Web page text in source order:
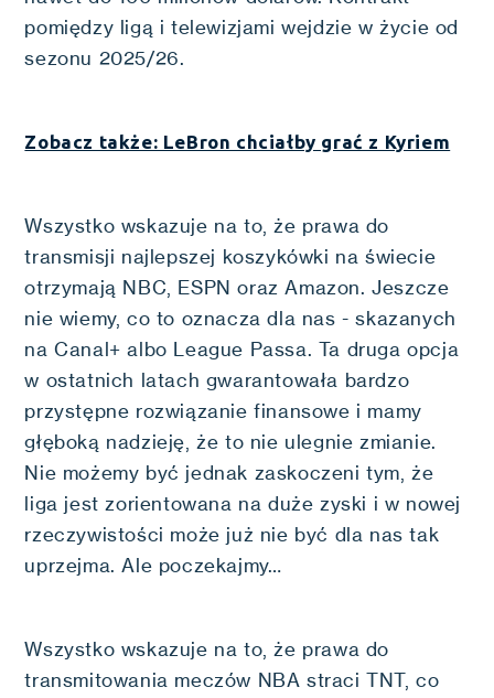
pomiędzy ligą i telewizjami wejdzie w życie od
sezonu 2025/26.
Zobacz także: LeBron chciałby grać z Kyriem
Wszystko wskazuje na to, że prawa do
transmisji najlepszej koszykówki na świecie
otrzymają NBC, ESPN oraz Amazon. Jeszcze
nie wiemy, co to oznacza dla nas - skazanych
na Canal+ albo League Passa. Ta druga opcja
w ostatnich latach gwarantowała bardzo
przystępne rozwiązanie finansowe i mamy
głęboką nadzieję, że to nie ulegnie zmianie.
Nie możemy być jednak zaskoczeni tym, że
liga jest zorientowana na duże zyski i w nowej
rzeczywistości może już nie być dla nas tak
uprzejma. Ale poczekajmy…
Wszystko wskazuje na to, że prawa do
transmitowania meczów NBA straci TNT, co